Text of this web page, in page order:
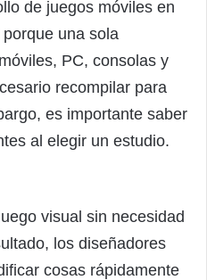
de juegos móviles en
una sola
PC, consolas y
recompilar para
es importante saber
al elegir un estudio.
visual sin necesidad
los diseñadores
cosas rápidamente